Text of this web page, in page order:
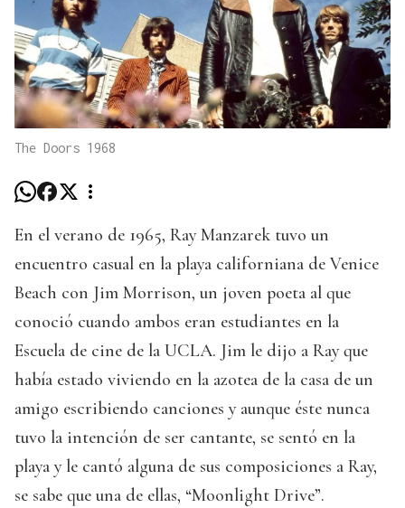
The Doors 1968
En el verano de 1965, Ray Manzarek tuvo un
encuentro casual en la playa californiana de Venice
Beach con Jim Morrison, un joven poeta al que
conoció cuando ambos eran estudiantes en la
Escuela de cine de la UCLA. Jim le dijo a Ray que
había estado viviendo en la azotea de la casa de un
amigo escribiendo canciones y aunque éste nunca
tuvo la intención de ser cantante, se sentó en la
playa y le cantó alguna de sus composiciones a Ray,
se sabe que una de ellas, “Moonlight Drive”.